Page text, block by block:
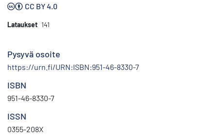
CC BY 4.0
Lataukset 141
Pysyvä osoite
https://urn.fi/URN:ISBN:951-46-8330-7
ISBN
951-46-8330-7
ISSN
0355-208X